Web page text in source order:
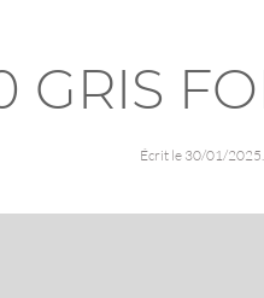
GRIS
Écrit le 30/01/2025.